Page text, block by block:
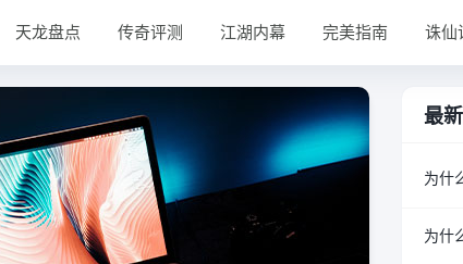
天龙盘点 传奇评测 江湖内幕 完美指南 诛仙
最
为什
为什